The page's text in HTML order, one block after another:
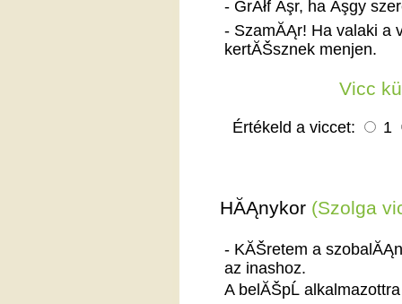
- GrĂłf Ăşr, ha Ăşgy
- SzamĂĄr! Ha valaki a
kertĂŠsznek menjen.
Vicc
Értékeld a viccet: 1
HĂĄnykor (Szolga
- KĂŠretem a
az inashoz.
A belĂŠpĹ